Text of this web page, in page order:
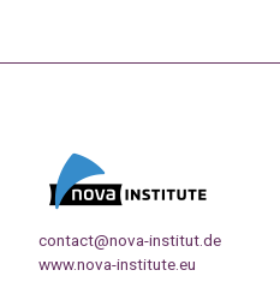
contact@nova-institut.de
www.nova-institute.eu